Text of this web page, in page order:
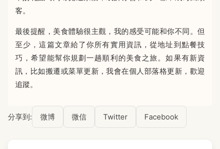
客。
最後提醒，美食體驗很主觀，我的感受可能和你不同。但
至少，這篇文章給了你所有實用資訊，從地址到點餐技
巧，希望能幫你規劃一趟順利的美食之旅。如果有新資
訊，比如搬遷或菜單更新，我會在個人部落格更新，歡迎
追蹤。
分享到: 微博 微信 Twitter Facebook